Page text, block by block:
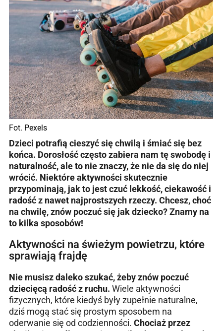
Fot. Pexels
Dzieci potrafią cieszyć się chwilą i śmiać się bez
końca. Dorosłość często zabiera nam tę swobodę i
naturalność, ale to nie znaczy, że nie da się do niej
wrócić. Niektóre aktywności skutecznie
przypominają, jak to jest czuć lekkość, ciekawość i
radość z nawet najprostszych rzeczy. Chcesz, choć
na chwilę, znów poczuć się jak dziecko? Znamy na
to kilka sposobów!
Aktywności na świeżym powietrzu, które
sprawiają frajdę
Nie musisz daleko szukać, żeby znów poczuć
dziecięcą radość z ruchu. Wiele aktywności
fizycznych, które kiedyś były zupełnie naturalne,
dziś mogą stać się prostym sposobem na
oderwanie się od codzienności. Chociaż przez